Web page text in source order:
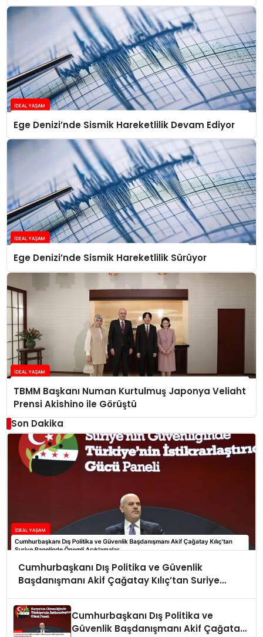
Ege Denizi’nde Sismik Hareketlilik Devam Ediyor
Ege Denizi’nde Sismik Hareketlilik Sürüyor
TBMM Başkanı Numan Kurtulmuş Japonya Veliaht
Prensi Akishino ile Görüştü
Son Dakika
Cumhurbaşkanı Dış Politika ve Güvenlik
Başdanışmanı Akif Çağatay Kılıç’tan Suriye
Cumhurbaşkanı Dış Politika ve
Güvenlik Başdanışmanı Akif Çağatay